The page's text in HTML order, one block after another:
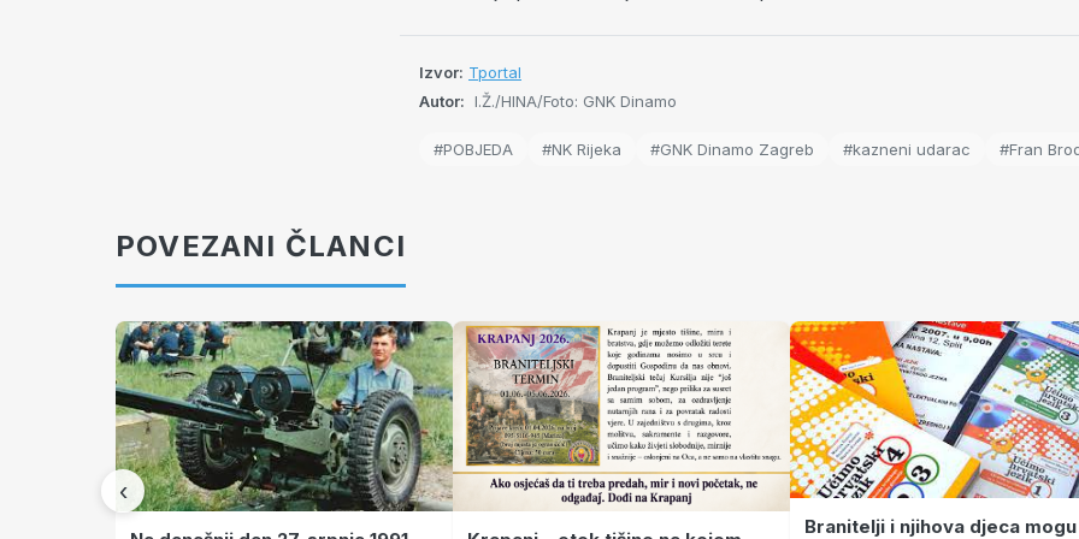
Izvor: Tportal
Autor: I.Ž./HINA/Foto: GNK Dinamo
#POBJEDA #NK Rijeka #GNK Dinamo Zagreb #kazneni udarac #Fran
POVEZANI ČLANCI
‹
Branitelji i njihova djeca mogu